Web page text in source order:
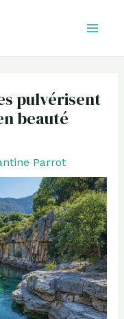
pulvérisent
beauté
Parrot